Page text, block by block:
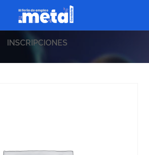
INSCRIPCIONES